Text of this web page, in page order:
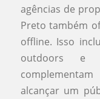
agências de
Preto também
offline. Isso
outdoors e
alcançar um